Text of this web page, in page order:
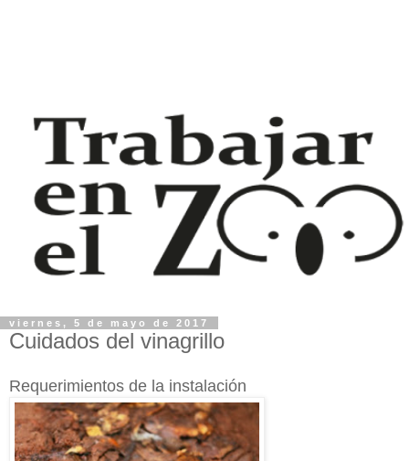
viernes, 5 de mayo de 2017
Cuidados del vinagrillo
Requerimientos de la instalación